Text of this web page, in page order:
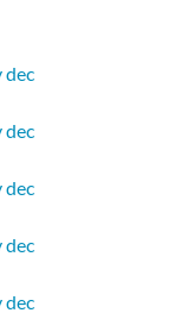
dec
dec
dec
dec
dec